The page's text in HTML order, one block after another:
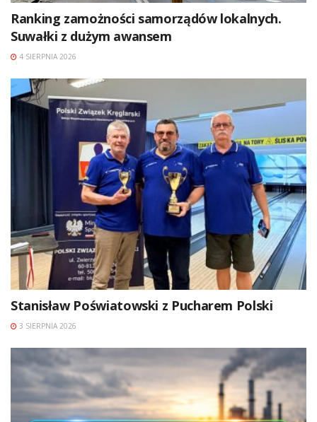
Ranking zamożności samorządów lokalnych.
Suwałki z dużym awansem
4 SIERPNIA 2026
Stanisław Poświatowski z Pucharem Polski
3 SIERPNIA 2026